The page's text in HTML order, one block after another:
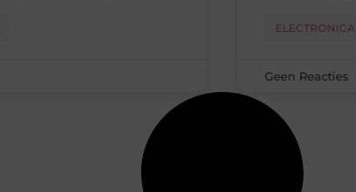
Geen Reacties